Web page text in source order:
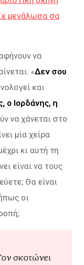
μεγάλωσα σα
να
«Δεν σου
και
ο Ιορδάνης, η
να χάνεται στο
μία χείρα
κι αυτή τη
είναι να τους
Θα είναι
οι
σκοτώνει